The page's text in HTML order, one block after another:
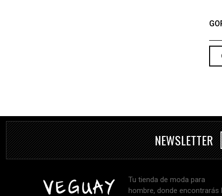
NEWSLETTER
Tu tienda de moda para
hombre, donde encontrarás